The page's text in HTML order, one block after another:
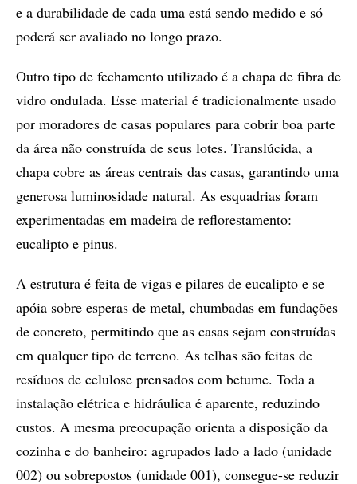
e a durabilidade de cada uma está sendo medido e só
poderá ser avaliado no longo prazo.
Outro tipo de fechamento utilizado é a chapa de fibra de
vidro ondulada. Esse material é tradicionalmente usado
por moradores de casas populares para cobrir boa parte
da área não construída de seus lotes. Translúcida, a
chapa cobre as áreas centrais das casas, garantindo uma
generosa luminosidade natural. As esquadrias foram
experimentadas em madeira de reflorestamento:
eucalipto e pinus.
A estrutura é feita de vigas e pilares de eucalipto e se
apóia sobre esperas de metal, chumbadas em fundações
de concreto, permitindo que as casas sejam construídas
em qualquer tipo de terreno. As telhas são feitas de
resíduos de celulose prensados com betume. Toda a
instalação elétrica e hidráulica é aparente, reduzindo
custos. A mesma preocupação orienta a disposição da
cozinha e do banheiro: agrupados lado a lado (unidade
002) ou sobrepostos (unidade 001), consegue-se reduzir